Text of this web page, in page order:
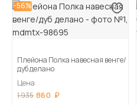
-56%
Плейона Полка навесная венге/
дуб делано
Цена
1 935 860